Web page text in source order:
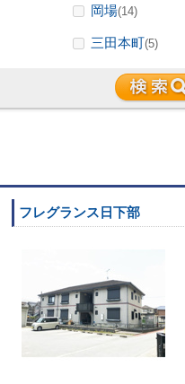
岡場(14)
三田本町(5)
フレグランス日下部